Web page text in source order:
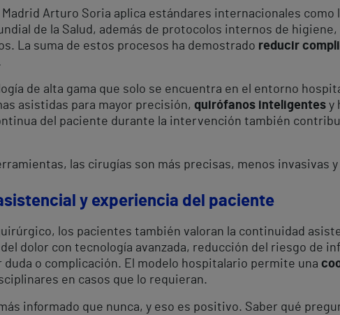
Arturo Soria aplica estándares internacionales
de la Salud, además de protocolos internos de
La suma de estos procesos ha demostrado reducir
de alta gama que solo se encuentra en el entorno
asistidas para mayor precisión, quirófanos inteligentes y
del paciente durante la intervención también
las cirugías son más precisas, menos invasivas
y experiencia del paciente
los pacientes también valoran la continuidad
dolor con tecnología avanzada, reducción del riesgo de
o complicación. El modelo hospitalario permite una
en casos que lo requieran.
informado que nunca, y eso es positivo. Saber qué